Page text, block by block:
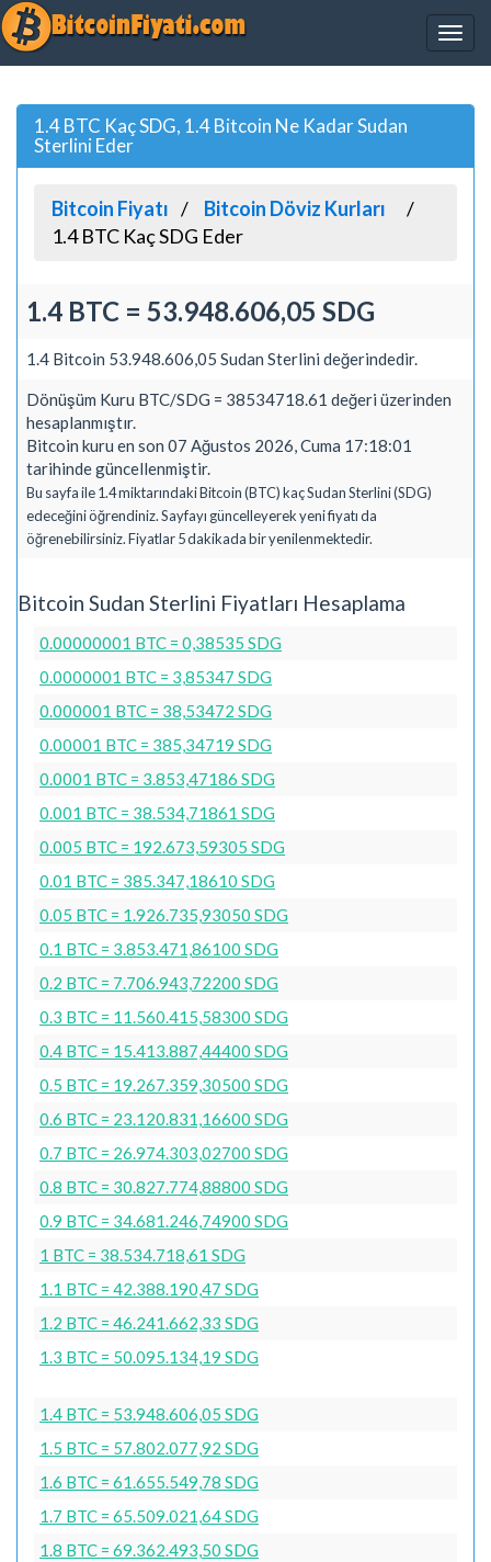
1.4 BTC Kaç SDG, 1.4 Bitcoin Ne Kadar Sudan
Sterlini Eder
Bitcoin Fiyatı
Bitcoin Döviz Kurları
1.4 BTC Kaç SDG Eder
1.4 BTC = 53.948.606,05 SDG
1.4 Bitcoin 53.948.606,05 Sudan Sterlini değerindedir.
Dönüşüm Kuru BTC/SDG = 38534718.61 değeri üzerinden
hesaplanmıştır.
Bitcoin kuru en son 07 Ağustos 2026, Cuma 17:18:01
tarihinde güncellenmiştir.
Bu sayfa ile 1.4 miktarındaki Bitcoin (BTC) kaç Sudan Sterlini (SDG)
edeceğini öğrendiniz. Sayfayı güncelleyerek yeni fiyatı da
öğrenebilirsiniz. Fiyatlar 5 dakikada bir yenilenmektedir.
Bitcoin Sudan Sterlini Fiyatları Hesaplama
0.00000001 BTC = 0,38535 SDG
0.0000001 BTC = 3,85347 SDG
0.000001 BTC = 38,53472 SDG
0.00001 BTC = 385,34719 SDG
0.0001 BTC = 3.853,47186 SDG
0.001 BTC = 38.534,71861 SDG
0.005 BTC = 192.673,59305 SDG
0.01 BTC = 385.347,18610 SDG
0.05 BTC = 1.926.735,93050 SDG
0.1 BTC = 3.853.471,86100 SDG
0.2 BTC = 7.706.943,72200 SDG
0.3 BTC = 11.560.415,58300 SDG
0.4 BTC = 15.413.887,44400 SDG
0.5 BTC = 19.267.359,30500 SDG
0.6 BTC = 23.120.831,16600 SDG
0.7 BTC = 26.974.303,02700 SDG
0.8 BTC = 30.827.774,88800 SDG
0.9 BTC = 34.681.246,74900 SDG
1 BTC = 38.534.718,61 SDG
1.1 BTC = 42.388.190,47 SDG
1.2 BTC = 46.241.662,33 SDG
1.3 BTC = 50.095.134,19 SDG
1.4 BTC = 53.948.606,05 SDG
1.5 BTC = 57.802.077,92 SDG
1.6 BTC = 61.655.549,78 SDG
1.7 BTC = 65.509.021,64 SDG
1.8 BTC = 69.362.493,50 SDG